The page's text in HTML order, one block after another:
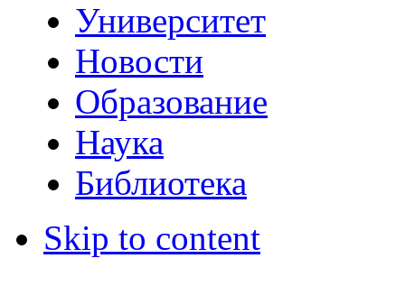
Университет
Новости
Образование
Наука
Библиотека
Skip to content